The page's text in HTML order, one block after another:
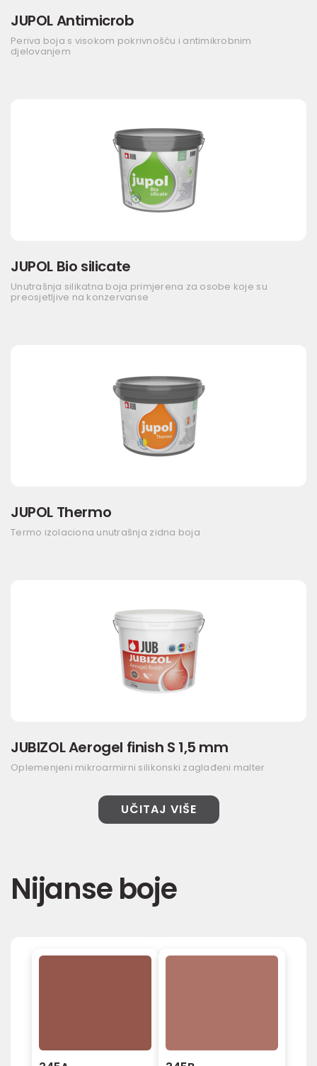
JUPOL Antimicrob
Periva boja s visokom pokrivnošću i antimikrobnim
djelovanjem
JUPOL Bio silicate
Unutrašnja silikatna boja primjerena za osobe koje su
preosjetljive na konzervanse
JUPOL Thermo
Termo izolaciona unutrašnja zidna boja
JUBIZOL Aerogel finish S 1,5 mm
Oplemenjeni mikroarmirni silikonski zaglađeni malter
UČITAJ VIŠE
Nijanse boje